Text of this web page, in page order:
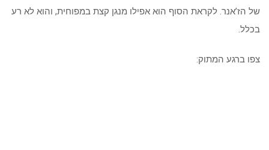
של הז’אנר. לקראת הסוף הוא אפילו מנגן קצת במפוחית, והוא לא רע
בכלל.
צפו ברגע המתוק: